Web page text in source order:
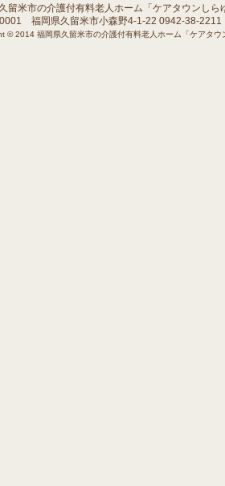
留米市の介護付有料老人ホーム「ケアタウンしら
福岡県久留米市小森野4-1-22 0942-38-2211
© 2014 福岡県久留米市の介護付有料老人ホーム「ケアタ